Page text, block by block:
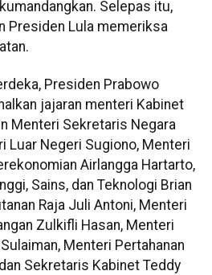
Selepas itu,
Presiden Lula memeriksa
Presiden Prabowo
jajaran menteri Kabinet
Menteri Sekretaris Negara
Luar Negeri Sugiono, Menteri
Airlangga Hartarto,
Sains, dan Teknologi Brian
Raja Juli Antoni, Menteri
Zulkifli Hasan, Menteri
Menteri Pertahanan
Sekretaris Kabinet Teddy